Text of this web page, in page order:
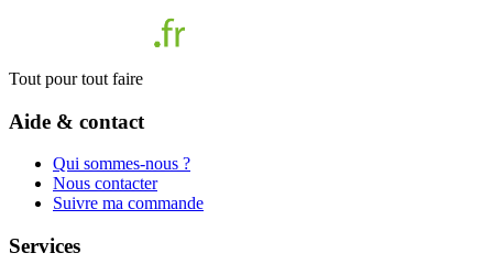
Tout pour tout faire
Aide & contact
Qui sommes-nous ?
Nous contacter
Suivre ma commande
Services